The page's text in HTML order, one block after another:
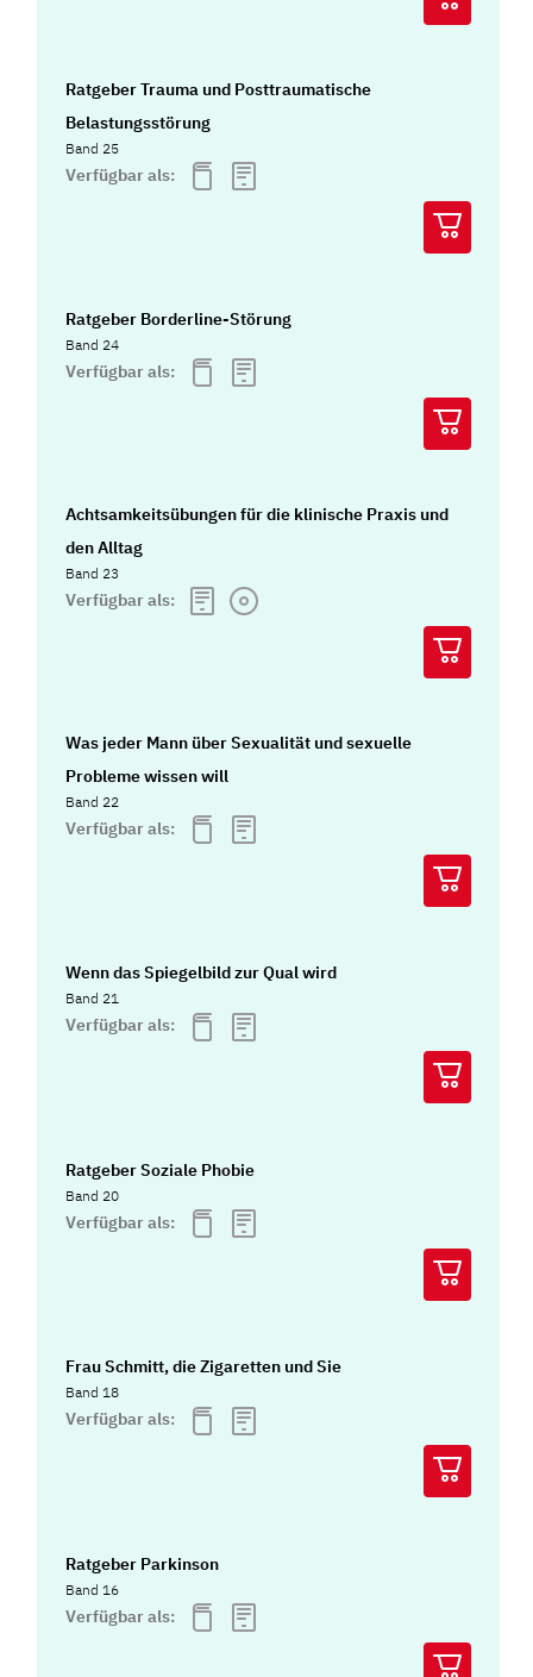
Ratgeber Trauma und Posttraumatische
Belastungsstörung
Band 25
Verfügbar als:
Ratgeber Borderline-Störung
Band 24
Verfügbar als:
Achtsamkeitsübungen für die klinische Praxis und
den Alltag
Band 23
Verfügbar als:
Was jeder Mann über Sexualität und sexuelle
Probleme wissen will
Band 22
Verfügbar als:
Wenn das Spiegelbild zur Qual wird
Band 21
Verfügbar als:
Ratgeber Soziale Phobie
Band 20
Verfügbar als:
Frau Schmitt, die Zigaretten und Sie
Band 18
Verfügbar als:
Ratgeber Parkinson
Band 16
Verfügbar als: